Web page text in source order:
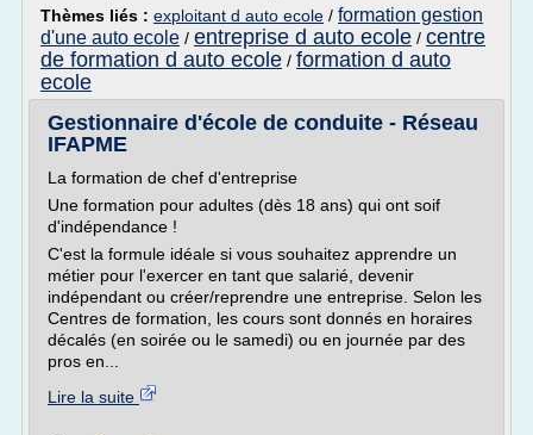
Thèmes liés : exploitant d auto ecole / formation gestion
d'une auto ecole / entreprise d auto ecole / centre
de formation d auto ecole / formation d auto
ecole
Gestionnaire d'école de conduite - Réseau
IFAPME
La formation de chef d'entreprise
Une formation pour adultes (dès 18 ans) qui ont soif
d'indépendance !
C'est la formule idéale si vous souhaitez apprendre un
métier pour l'exercer en tant que salarié, devenir
indépendant ou créer/reprendre une entreprise. Selon les
Centres de formation, les cours sont donnés en horaires
décalés (en soirée ou le samedi) ou en journée par des
pros en...
Lire la suite